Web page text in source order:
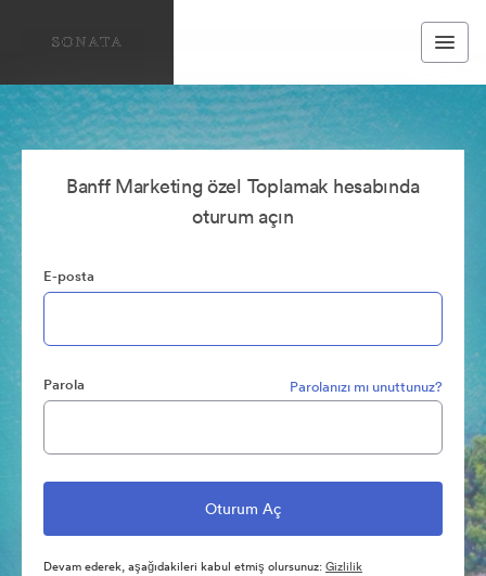
Banff Marketing özel Toplamak hesabında
oturum açın
E-posta
Parola Parolanızı mı unuttunuz?
Devam ederek, aşağıdakileri kabul etmiş olursunuz:Gizlilik